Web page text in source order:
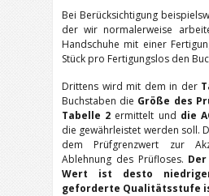
Bei Berücksichtigung
der wir normalerweise
Handschuhe mit einer
Stück pro Fertigungslos den
Drittens wird mit dem in der
Buchstaben die Größe des
Tabelle 2 ermittelt und die
die gewährleistet werden soll.
dem Prüfgrenzwert zur
Ablehnung des Prüfloses.
Wert ist desto
geforderte Qualitätsstufe